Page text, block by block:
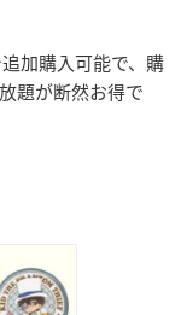
加購入可能で、購
題が断然お得で